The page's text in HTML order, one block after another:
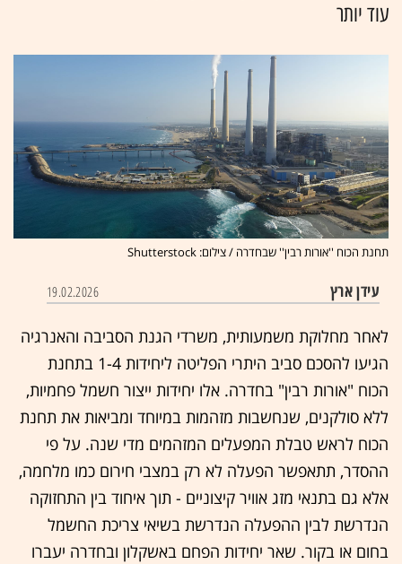
עוד יותר
תחנת הכוח ''אורות רבין'' שבחדרה / צילום: Shutterstock
עידן ארץ 19.02.2026
לאחר מחלוקת משמעותית, משרדי הגנת הסביבה והאנרגיה
הגיעו להסכם סביב היתרי הפליטה ליחידות 1-4 בתחנת
הכוח "אורות רבין" בחדרה. אלו יחידות ייצור חשמל פחמיות,
ללא סולקנים, שנחשבות מזהמות במיוחד ומביאות את תחנת
הכוח לראש טבלת המפעלים המזהמים מדי שנה. על פי
ההסדר, תתאפשר הפעלה לא רק במצבי חירום כמו מלחמה,
אלא גם בתנאי מזג אוויר קיצוניים - תוך איחוד בין התחזוקה
הנדרשת לבין ההפעלה הנדרשת בשיאי צריכת החשמל
בחום או בקור. שאר יחידות הפחם באשקלון ובחדרה יעברו